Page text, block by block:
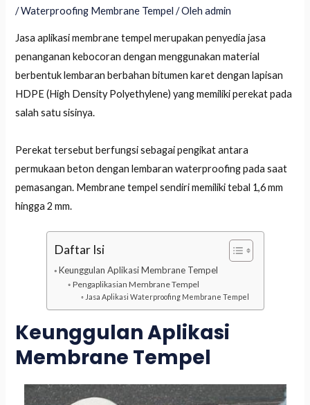
/Waterproofing Membrane Tempel / Olehadmin
Jasa aplikasi membrane tempel merupakan penyedia jasa
penanganan kebocoran dengan menggunakan material
berbentuk lembaran berbahan bitumen karet dengan lapisan
HDPE (High Density Polyethylene) yang memiliki perekat pada
salah satu sisinya.
Perekat tersebut berfungsi sebagai pengikat antara
permukaan beton dengan lembaran waterproofing pada saat
pemasangan. Membrane tempel sendiri memiliki tebal 1,6 mm
hingga 2 mm.
Daftar Isi
Keunggulan Aplikasi Membrane Tempel
Pengaplikasian Membrane Tempel
Jasa Aplikasi Waterproofing Membrane Tempel
Keunggulan Aplikasi
Membrane Tempel